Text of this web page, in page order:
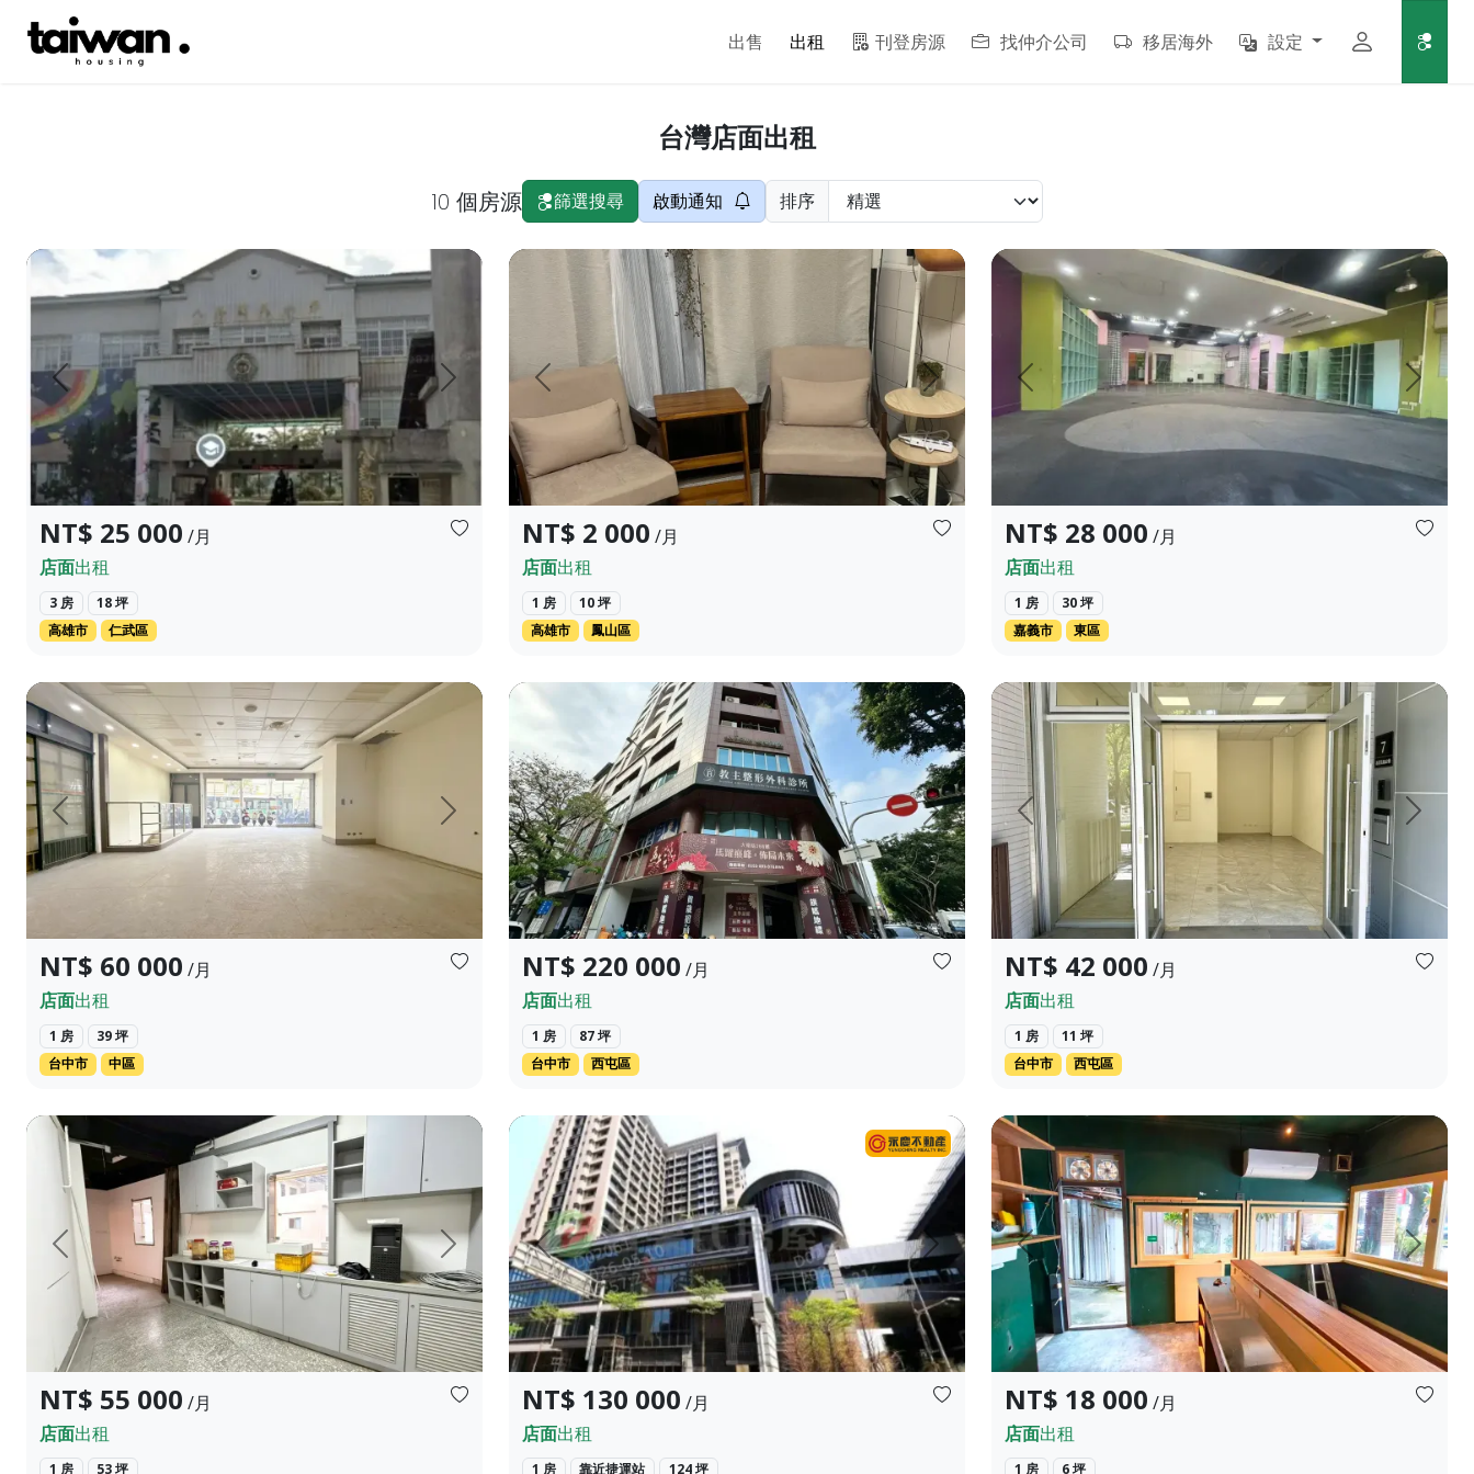
出售 出租 刊登房源 找仲介公司 移居海外 設定
台灣店面出租
10 個房源 篩選搜尋 啟動通知 排序
上一頁 下一頁
NT$ 25 000 /月
店面出租
3 房
18 坪
高雄市
仁武區
【地點位置】：高雄市仁武區八卦寮商圈（正主要幹道上，周邊大樓住宅稠密） 【出租樓層】：透天 1 樓...
上一頁 下一頁
NT$ 2 000 /月
店面出租
1 房
10 坪
高雄市
鳳山區
一個低門檻開始的空間選擇 想做美業工作室、小型家教，或是需要一個固定接待客人的小空間嗎？ 這裡提...
上一頁 下一頁
NT$ 28 000 /月
店面出租
1 房
30 坪
嘉義市
東區
🏬 嘉義體育場旁｜月租2.8萬．18米路大面寬醒目金店辦．1
上一頁 下一頁
NT$ 60 000 /月
店面出租
1 房
39 坪
台中市
中區
地址：台中市中區建國路85號 租金：60000元/月 管理費：3900元/月 格局：2廳1衛 主建物：38.956坪 ...
上一頁 下一頁
NT$ 220 000 /月
店面出租
1 房
87 坪
台中市
西屯區
地址：台中市西屯區大隆路168號 租金：220000元/月 類型：店面 主建物：86.799坪 登記建坪：115.137...
上一頁 下一頁
NT$ 42 000 /月
店面出租
1 房
11 坪
台中市
西屯區
地址：台中市西屯區福星北路82巷7號 社區：遠雄藝舍 租金
上一頁 下一頁
NT$ 55 000 /月
店面出租
1 房
53 坪
📍地址：台中市西屯區逢明街165號 💰租金：55000元/月 主建物：52.541坪 登記建坪：52.541坪 ✨...
上一頁 下一頁
NT$ 130 000 /月
店面出租
1 房 靠近捷運站
124 坪
星空樹大面寬三角窗辦公店面(出租) 星空樹 新北市林口區三民路 有車位 用途 店面/ 大樓 樓層 2樓...
上一頁 下一頁
NT$ 18 000 /月
店面出租
1 房
6 坪
花蓮市中山路黃金邊間小店面， 前臨中山路，車水馬龍，客